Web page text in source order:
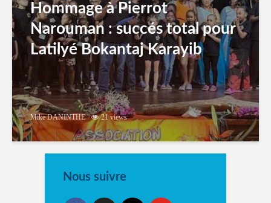
Hommage à Pierrot
Narouman : succés total pour
Latilyé Bokantaj Karayib
Mike DANINTHE 21 views
Nous suivre